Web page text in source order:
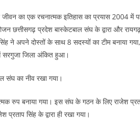
का एक रचनात्मक इतिहास का प्रयास 2004 में
छत्तीसगढ़ प्रदेश बास्केटबाल संघ के द्वारा और
ने अपने दोस्तों के साथ 8 सदस्यों का टीम बनाया
सरगुजा जिला अंकित हुआ।
संघ का नीव रखा गया।
रुप बनाया गया। इस संघ के गठन के लिए राजेश
सिंह के द्वारा ही रखा गया।